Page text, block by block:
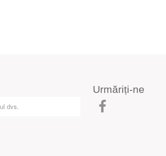
Urmăriți-ne